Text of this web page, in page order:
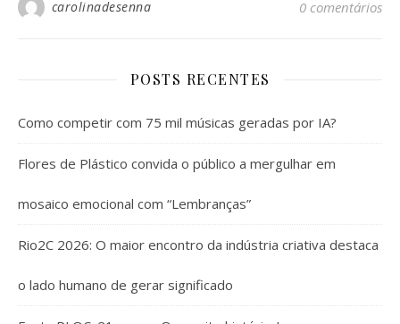
carolinadesenna 0 comentários
POSTS RECENTES
Como competir com 75 mil músicas geradas por IA?
Flores de Plástico convida o público a mergulhar em
mosaico emocional com “Lembranças”
Rio2C 2026: O maior encontro da indústria criativa destaca
o lado humano de gerar significado